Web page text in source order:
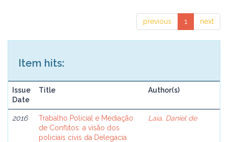
previous 1 next
Item hits:
Issue
Date
Title Author(s)
2016
Trabalho Policial e Mediação
de Conflitos: a visão dos
policiais civis da Delegacia
Laia, Daniel de